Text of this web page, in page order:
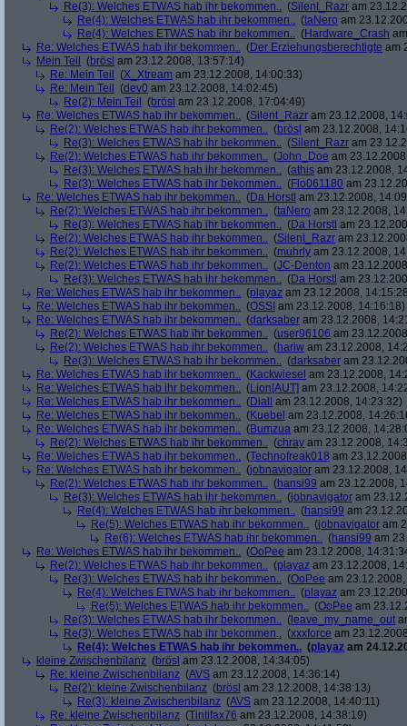
Re(3): Welches ETWAS hab ihr bekommen.. (Silent_Razr am
Re(4): Welches ETWAS hab ihr bekommen.. (taNero am
Re(4): Welches ETWAS hab ihr bekommen.. (Hardware_Crash
Re: Welches ETWAS hab ihr bekommen.. (Der Erziehungsberechtigte am
Mein Teil
(brösl am 23.12.2008, 13:57:14)
Re: Mein Teil
(X_Xtream am 23.12.2008, 14:00:33)
Re: Mein Teil
(dev0 am 23.12.2008, 14:02:45)
Re(2): Mein Teil
(brösl am 23.12.2008, 17:04:49)
Re: Welches ETWAS hab ihr bekommen.. (Silent_Razr am 23.12.2008,
Re(2): Welches ETWAS hab ihr bekommen.. (brösl am 23.12.2008,
Re(3): Welches ETWAS hab ihr bekommen.. (Silent_Razr am
Re(2): Welches ETWAS hab ihr bekommen.. (John_Doe am
Re(3): Welches ETWAS hab ihr bekommen.. (athis am 23.12.2008,
Re(3): Welches ETWAS hab ihr bekommen.. (Flo061180 am
Re: Welches ETWAS hab ihr bekommen.. (Da Horstl am 23.12.2008,
Re(2): Welches ETWAS hab ihr bekommen.. (taNero am 23.12.2008,
Re(3): Welches ETWAS hab ihr bekommen.. (Da Horstl am
Re(2): Welches ETWAS hab ihr bekommen.. (Silent_Razr am
Re(2): Welches ETWAS hab ihr bekommen.. (muhrly am 23.12.2008,
Re(2): Welches ETWAS hab ihr bekommen.. (JC-Denton am
Re(3): Welches ETWAS hab ihr bekommen.. (Da Horstl am
Re: Welches ETWAS hab ihr bekommen.. (playaz am 23.12.2008,
Re: Welches ETWAS hab ihr bekommen.. (OSSI am 23.12.2008, 14:16:18)
Re: Welches ETWAS hab ihr bekommen.. (darksaber am 23.12.2008,
Re(2): Welches ETWAS hab ihr bekommen.. (user96106 am
Re(2): Welches ETWAS hab ihr bekommen.. (hariw am 23.12.2008,
Re(3): Welches ETWAS hab ihr bekommen.. (darksaber am
Re: Welches ETWAS hab ihr bekommen.. (Kackwiesel am 23.12.2008,
Re: Welches ETWAS hab ihr bekommen.. (Lion[AUT] am 23.12.2008,
Re: Welches ETWAS hab ihr bekommen.. (Diall
am 23.12.2008, 14:23:32)
Re: Welches ETWAS hab ihr bekommen.. (Kuebel am 23.12.2008,
Re: Welches ETWAS hab ihr bekommen.. (Bumzua am 23.12.2008,
Re(2): Welches ETWAS hab ihr bekommen.. (chray am 23.12.2008,
Re: Welches ETWAS hab ihr bekommen.. (Technofreak018 am
Re: Welches ETWAS hab ihr bekommen.. (jobnavigator am 23.12.2008,
Re(2): Welches ETWAS hab ihr bekommen.. (hansi99 am 23.12.2008,
Re(3): Welches ETWAS hab ihr bekommen.. (jobnavigator am
Re(4): Welches ETWAS hab ihr bekommen.. (hansi99 am
Re(5): Welches ETWAS hab ihr bekommen.. (jobnavigator am
Re(6): Welches ETWAS hab ihr bekommen.. (hansi99 am
Re: Welches ETWAS hab ihr bekommen.. (OoPee am 23.12.2008,
Re(2): Welches ETWAS hab ihr bekommen.. (playaz am 23.12.2008,
Re(3): Welches ETWAS hab ihr bekommen.. (OoPee am
Re(4): Welches ETWAS hab ihr bekommen.. (playaz am
Re(5): Welches ETWAS hab ihr bekommen.. (OoPee am
Re(3): Welches ETWAS hab ihr bekommen.. ( leave_my_name_out
Re(3): Welches ETWAS hab ihr bekommen.. (xxxforce am
Re(4): Welches ETWAS hab ihr bekommen.. (playaz am
kleine Zwischenbilanz (brösl am 23.12.2008, 14:34:05)
Re: kleine Zwischenbilanz (AVS am 23.12.2008, 14:36:14)
Re(2): kleine Zwischenbilanz (brösl am 23.12.2008, 14:38:13)
Re(3): kleine Zwischenbilanz (AVS am 23.12.2008, 14:40:11)
Re: kleine Zwischenbilanz (Tintifax76 am 23.12.2008, 14:38:19)